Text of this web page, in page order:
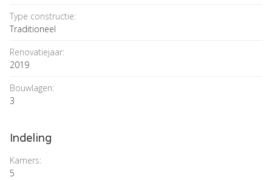
Type constructie:
Traditioneel
Renovatiejaar:
2019
Bouwlagen:
3
Indeling
Kamers:
5